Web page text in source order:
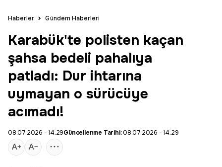
Haberler Gündem Haberleri
Karabük'te polisten kaçan
şahsa bedeli pahalıya
patladı: Dur ihtarına
uymayan o sürücüye
acımadı!
08.07.2026 - 14:29Güncellenme Tarihi:08.07.2026 - 14:29